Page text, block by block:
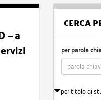
– a
CERCA
per parola
per titolo di